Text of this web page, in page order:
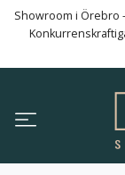
Showroom i Örebro